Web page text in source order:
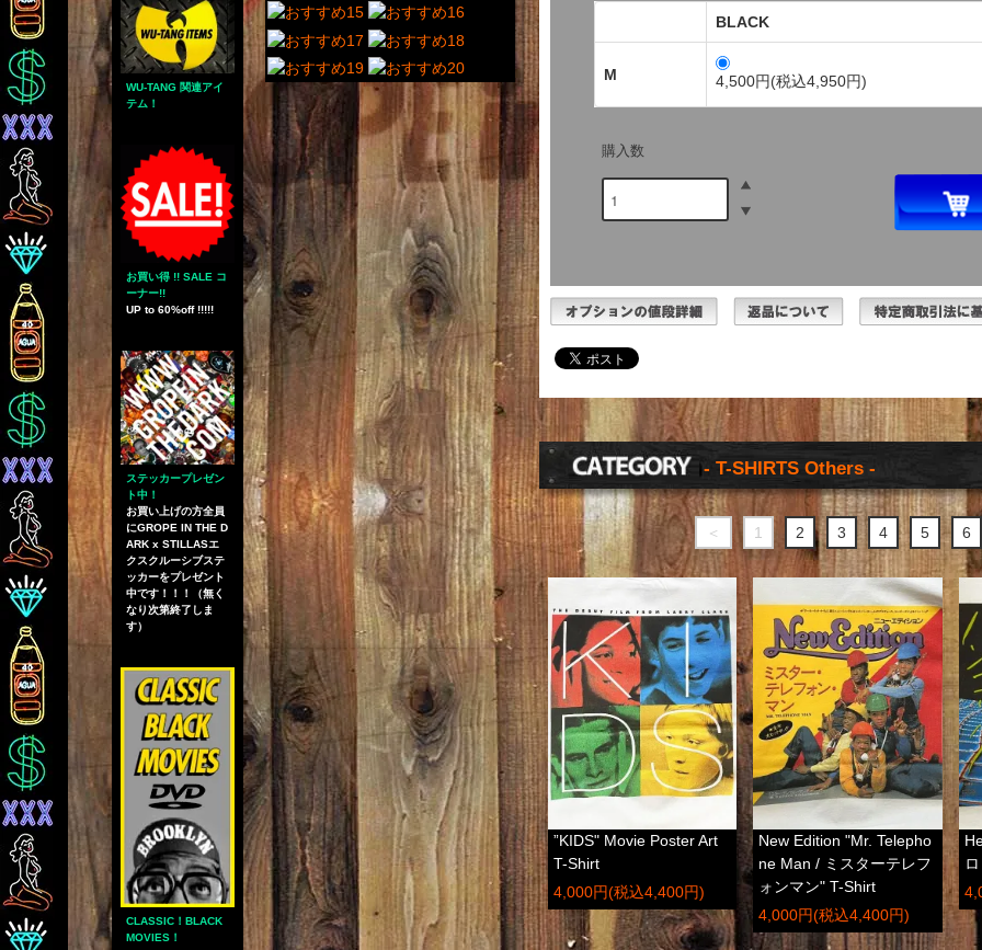
WU-TANG 関連アイ
テム！
お買い得 !! SALE コ
ーナー!!
UP to 60%off !!!!!
ステッカープレゼン
ト中！
お買い上げの方全員
にGROPE IN THE D
ARK x STILLASエ
クスクルーシブステ
ッカーをプレゼント
中です！！！（無く
なり次第終了しま
す）
CLASSIC！BLACK
MOVIES！
BLACK
M 4,500円(税込4,950円)
購入数
- T-SHIRTS Others -
＜ 1 2 3 4 5 6
”KIDS" Movie Poster Art
T-Shirt
4,000円(税込4,400円)
New Edition "Mr. Telepho
ne Man / ミスターテレフ
ォンマン" T-Shirt
4,000円(税込4,400円)